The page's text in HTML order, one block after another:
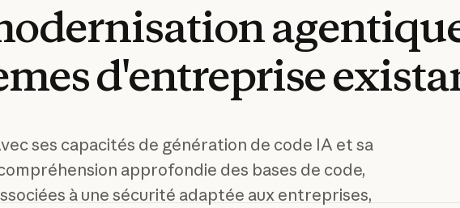
d'entreprise
ses capacités de génération de code IA et sa
approfondie des bases de code,
à une sécurité adaptée aux entreprises,